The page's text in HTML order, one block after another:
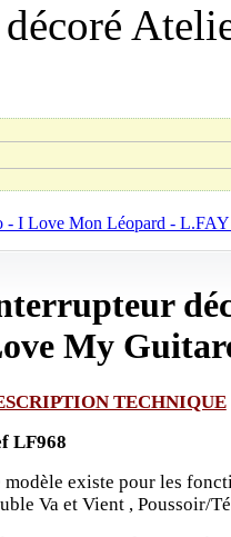
- I Love Mon Léopard -
My
TECHNIQUE
LF968
modèle existe pour les
Va et Vient , Poussoir/